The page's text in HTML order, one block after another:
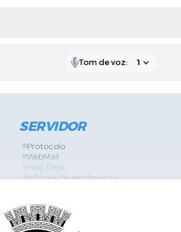
Tom de voz:
SERVIDOR
Protocolo
WebMail
Help Desk
Informe de rendimento
GPI
Diário Oficial
Fale com RH